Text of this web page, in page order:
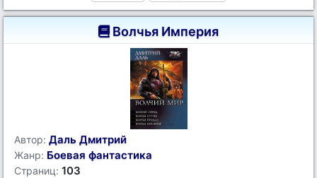
Волчья Империя
Автор: Даль Дмитрий
Жанр: Боевая фантастика
Страниц: 103